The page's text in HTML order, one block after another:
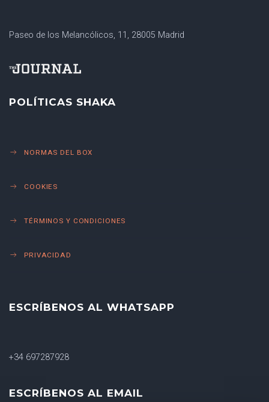
Paseo de los Melancólicos, 11, 28005 Madrid
POLÍTICAS SHAKA
NORMAS DEL BOX
COOKIES
TÉRMINOS Y CONDICIONES
PRIVACIDAD
ESCRÍBENOS AL WHATSAPP
+34 697287928
ESCRÍBENOS AL EMAIL